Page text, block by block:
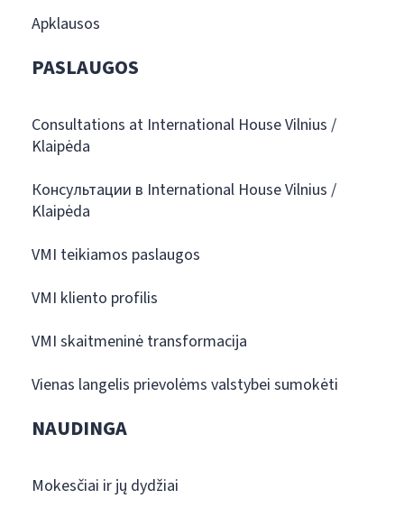
Apklausos
PASLAUGOS
Consultations at International House Vilnius /
Klaipėda
Консультации в International House Vilnius /
Klaipėda
VMI teikiamos paslaugos
VMI kliento profilis
VMI skaitmeninė transformacija
Vienas langelis prievolėms valstybei sumokėti
NAUDINGA
Mokesčiai ir jų dydžiai